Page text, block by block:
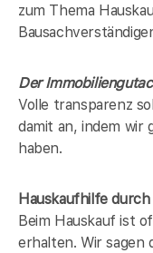
zum Thema
Der
Volle transparenz
damit an, indem wir
haben.
Hauskaufhilfe
Beim Hauskauf ist
erhalten. Wir sagen